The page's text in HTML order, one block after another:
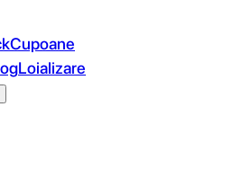
Cupoane
Loializare